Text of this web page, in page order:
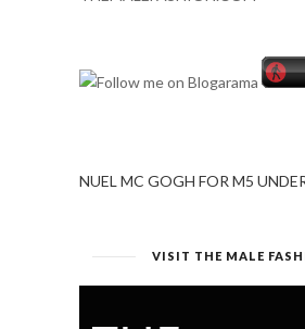
NUEL MC GOGH FOR M5
VISIT THE MALE